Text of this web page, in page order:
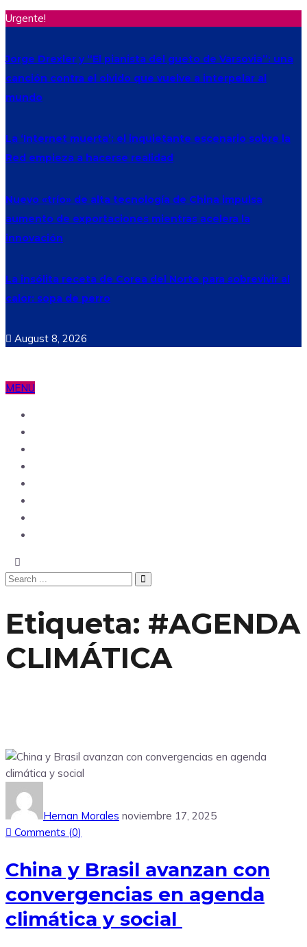
Urgente!
Jorge Drexler y “El pianista del gueto de Varsovia”: una
canción contra el olvido que vuelve a interpelar al
mundo
La ‘Internet muerta’: el inquietante escenario sobre la
Red empieza a hacerse realidad
Nuevo «trío» de alta tecnología de China impulsa
aumento de exportaciones mientras acelera la
innovación
La insólita receta de Corea del Norte para sobrevivir al
calor: sopa de perro
August 8, 2026
MENU
Etiqueta: #AGENDA
CLIMÁTICA
Hernan Morales noviembre 17, 2025
Comments (0)
China y Brasil avanzan con
convergencias en agenda
climática y social